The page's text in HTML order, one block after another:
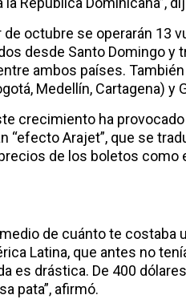
octubre se operarán 13
desde Santo Domingo y
ambos países.
Medellín, Cartagena) y
crecimiento ha
“efecto Arajet”, que se
de los boletos como
de cuánto te costaba
Latina, que antes no
es drástica. De 400
pata”, afirmó.